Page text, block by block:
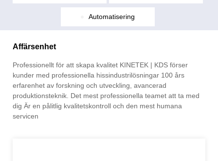
Automatisering
Affärsenhet
Professionellt för att skapa kvalitet KINETEK | KDS förser
kunder med professionella hissindustrilösningar 100 års
erfarenhet av forskning och utveckling, avancerad
produktionsteknik. Det mest professionella teamet att ta med
dig Är en pålitlig kvalitetskontroll och den mest humana
servicen